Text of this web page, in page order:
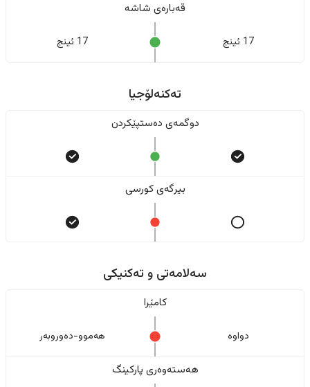
قەبارەی شاشە
17 ئینج 17 ئینج
تەکنەلۆجیا
دوگمەی دەستپێکردن
بیرگەی کورسی
سەلامەتی و تەکنیکی
کامێرا
دواوە هەموو-دەوروبەر
هەستەوەری پارکینگ